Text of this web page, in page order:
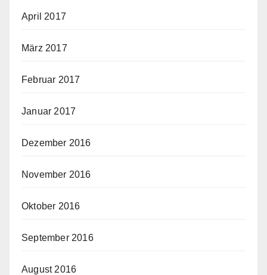
April 2017
März 2017
Februar 2017
Januar 2017
Dezember 2016
November 2016
Oktober 2016
September 2016
August 2016